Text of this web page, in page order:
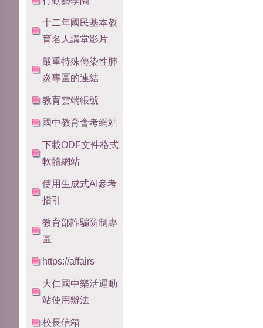
十二年國民基本教
育名人講堂影片
嚴重特殊傳染性肺
炎專區的連結
教育雲端帳號
國中教育會考網站
下載ODF文件格式
軟體網站
使用生成式AI參考
指引
教育部詐騙防制專
區
https://affairs
大仁國中樂活運動
站使用辦法
校長信箱